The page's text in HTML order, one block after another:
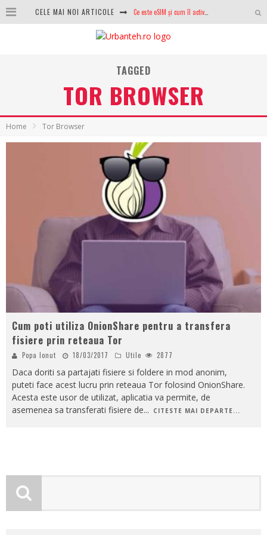
CELE MAI NOI ARTICOLE Ce este eSIM și cum îl activezi pe telefon? Ghid complet pentru Android și iPhone
TAGGED
TOR BROWSER
Home Tor Browser
Cum poti utiliza OnionShare pentru a transfera
fisiere prin reteaua Tor
Popa Ionut 18/03/2017 Utile 2877
Daca doriti sa partajati fisiere si foldere in mod anonim,
puteti face acest lucru prin reteaua Tor folosind OnionShare.
Acesta este usor de utilizat, aplicatia va permite, de
asemenea sa transferati fisiere de... CITESTE MAI DEPARTE...